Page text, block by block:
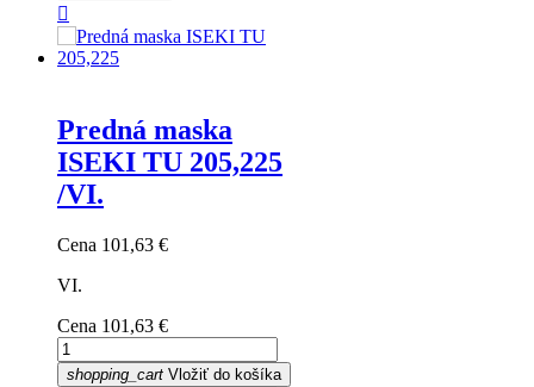

Predná maska
ISEKI TU 205,225
/VI.
Cena 101,63 €
VI.
Cena 101,63 €
shopping_cart Vložiť do košíka